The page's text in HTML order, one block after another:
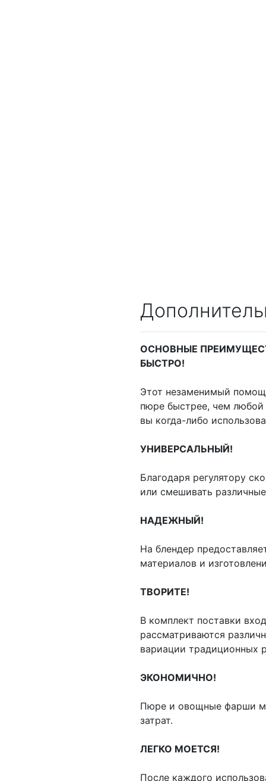
ОСНОВНЫЕ
БЫСТРО!
Этот незаменимый
пюре быстрее, чем
вы когда-либо
УНИВЕРСАЛЬНЫЙ!
Благодаря регулятору
или смешивать
НАДЕЖНЫЙ!
На блендер
материалов и
ТВОРИТЕ!
В комплект поставки
рассматриваются
вариации традиционных
ЭКОНОМИЧНО!
Пюре и овощные фарши
затрат.
ЛЕГКО МОЕТСЯ!
После каждого